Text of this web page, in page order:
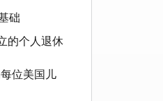
础
的个人退休
位美国儿